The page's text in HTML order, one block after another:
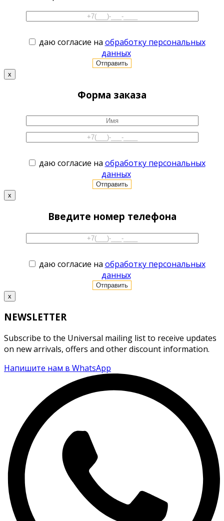
даю согласие на обработку персональных
данных
x
Форма заказа
даю согласие на обработку персональных
данных
x
Введите номер телефона
даю согласие на обработку персональных
данных
x
NEWSLETTER
Subscribe to the Universal mailing list to receive updates
on new arrivals, offers and other discount information.
Напишите нам в WhatsApp